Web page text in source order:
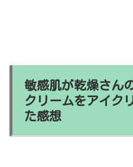
敏感肌が乾燥さん
クリームをアイク
た感想